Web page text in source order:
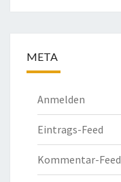
META
Anmelden
Eintrags-Feed
Kommentar-Feed